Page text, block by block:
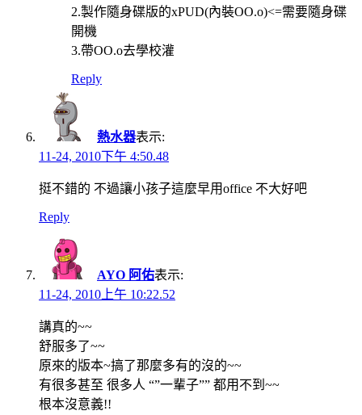
2.製作隨身碟版的xPUD(內裝OO.o)<=需要隨身碟
開機
3.帶OO.o去學校灌
Reply
熱水器表示:
11-24, 2010下午 4:50.48
挺不錯的 不過讓小孩子這麼早用office 不大好吧
Reply
AYO 阿佑表示:
11-24, 2010上午 10:22.52
講真的~~
舒服多了~~
原來的版本~搞了那麼多有的沒的~~
有很多甚至 很多人 “”一輩子”” 都用不到~~
根本沒意義!!